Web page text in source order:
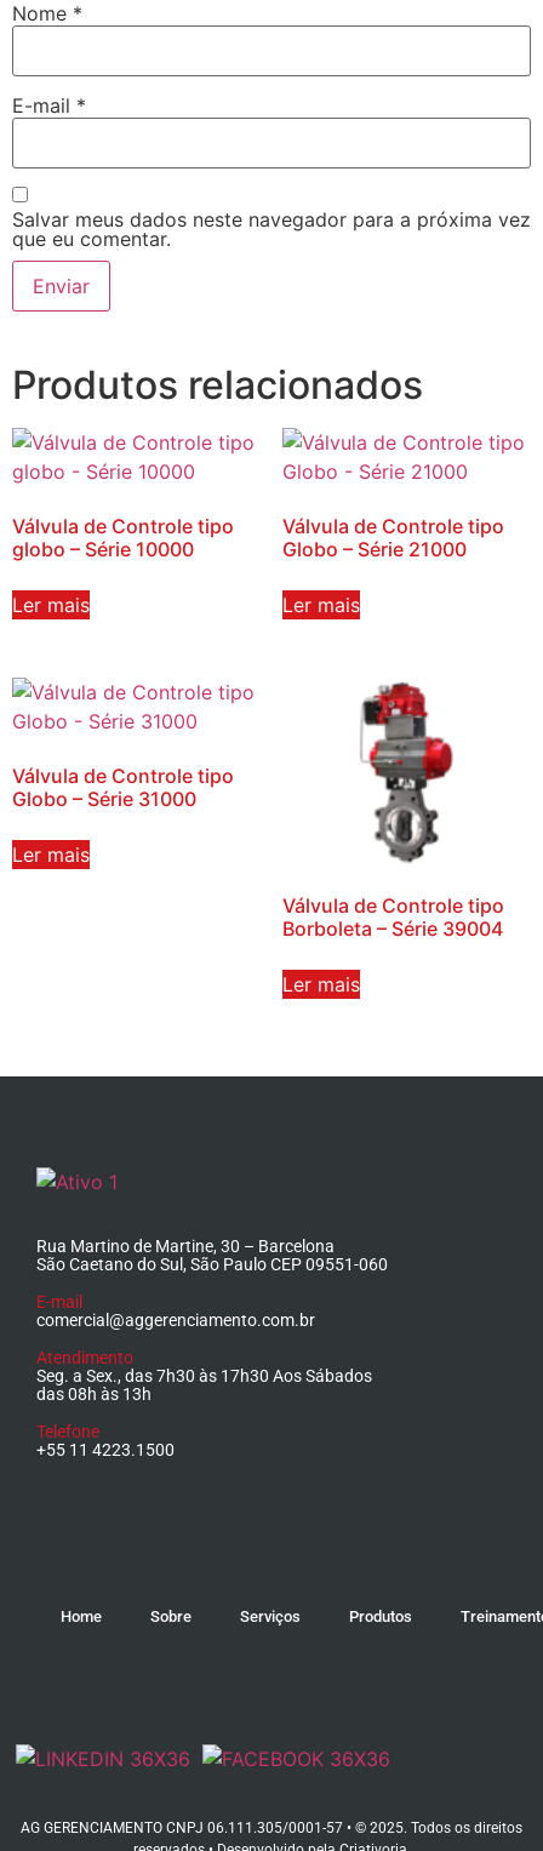
Nome *
E-mail *
Salvar meus dados neste navegador para a próxima vez
que eu comentar.
Produtos relacionados
Válvula de Controle tipo
globo – Série 10000
Ler mais
Válvula de Controle tipo
Globo – Série 21000
Ler mais
Válvula de Controle tipo
Globo – Série 31000
Ler mais
Válvula de Controle tipo
Borboleta – Série 39004
Ler mais
Rua Martino de Martine, 30 – Barcelona
São Caetano do Sul, São Paulo CEP 09551-060
E-mail
comercial@aggerenciamento.com.br
Atendimento
Seg. a Sex., das 7h30 às 17h30 Aos Sábados
das 08h às 13h
Telefone
+55 11 4223.1500
Home Sobre Serviços Produtos
AG GERENCIAMENTO CNPJ 06.111.305/0001-57 • © 2025. Todos os direitos